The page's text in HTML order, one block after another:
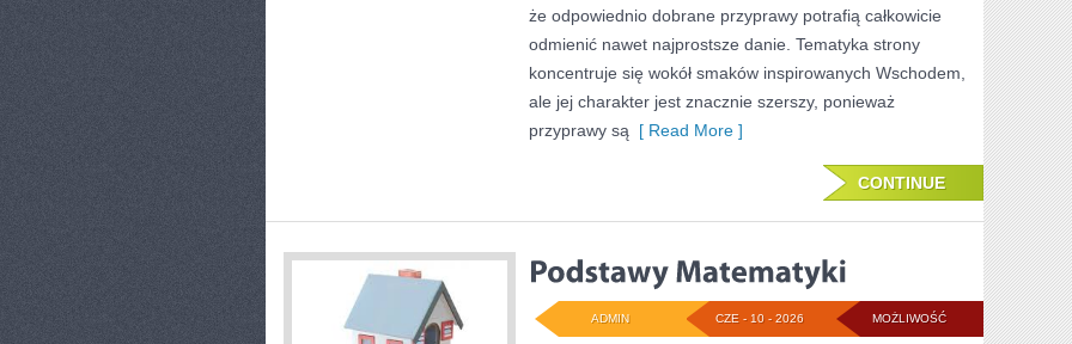
że odpowiednio dobrane przyprawy potrafią całkowicie
odmienić nawet najprostsze danie. Tematyka strony
koncentruje się wokół smaków inspirowanych Wschodem,
ale jej charakter jest znacznie szerszy, ponieważ
przyprawy są [ Read More ]
CONTINUE
MOŻLIWOŚĆ
CZE - 10 - 2026
ADMIN